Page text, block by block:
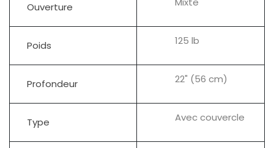
Ouverture
Poids 125 lb
Profondeur 22" (56 cm)
Type Avec couvercle